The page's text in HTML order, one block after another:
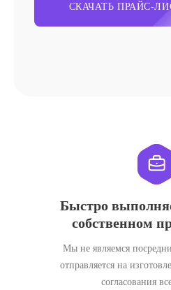
СКАЧАТЬ ПРАЙС-
Быстро
собственном
Мы не являемся
отправляется на
согласования